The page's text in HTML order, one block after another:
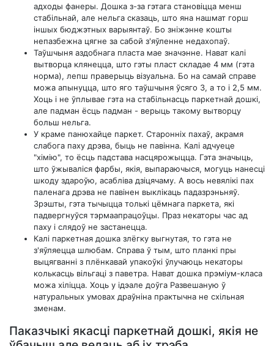
адходы фанеры. Дошка з-за гэтага становіцца менш
стабільнай, але нельга сказаць, што яна нашмат горш
іншых бюджэтных варыянтаў. Бо зніжэнне кошты
непазбежна цягне за сабой з'яўленне недахопаў.
Таўшчыня аздобнага пласта мае значэнне. Нават калі
вытворца клянецца, што гэты пласт складае 4 мм (гэта
норма), лепш праверыць візуальна. Бо на самай справе
можа апынуцца, што яго таўшчыня ўсяго 3, а то і 2,5 мм.
Хоць і не ўплывае гэта на стабільнасць паркетнай дошкі,
але падман ёсць падман - верыць такому вытворцу
больш нельга.
У краме панюхайце паркет. Старонніх пахаў, акрамя
слабога паху дрэва, быць не павінна. Калі адчуеце
"хімію", то ёсць падстава насцярожыцца. Гэта значыць,
што ўжываліся фарбы, якія, выпараючыся, могуць нанесці
шкоду здароўю, асабліва дзіцячаму. А вось невялікі пах
паленага дрэва не павінен выклікаць падазрэньняў.
Зрэшты, гэта тычыцца толькі цёмнага паркета, які
падвергнуўся тэрмаапрацоўцы. Праз некаторы час ад
паху і слядоў не застанецца.
Калі паркетная дошка злёгку выгнутая, то гэта не
з'яўляецца шлюбам. Справа ў тым, што планкі пры
выцягванні з плёнкавай упакоўкі ўлучаюць некаторы
колькасць вільгаці з паветра. Нават дошка прэміум-класа
можа хіліцца. Хоць у ідэале доўга Развешаную ў
натуральных умовах драўніна практычна не схільная
зменам.
Паказчыкі якасці паркетнай дошкі, якія не